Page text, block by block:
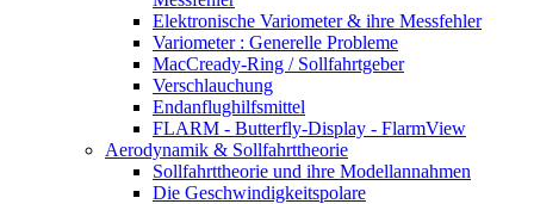
Elektronische Variometer & ihre Messfehler
Variometer : Generelle Probleme
MacCready-Ring / Sollfahrtgeber
Verschlauchung
Endanflughilfsmittel
FLARM - Butterfly-Display - FlarmView
Aerodynamik & Sollfahrttheorie
Sollfahrttheorie und ihre Modellannahmen
Die Geschwindigkeitspolare